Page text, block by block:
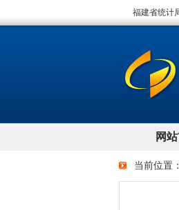
当前位置：